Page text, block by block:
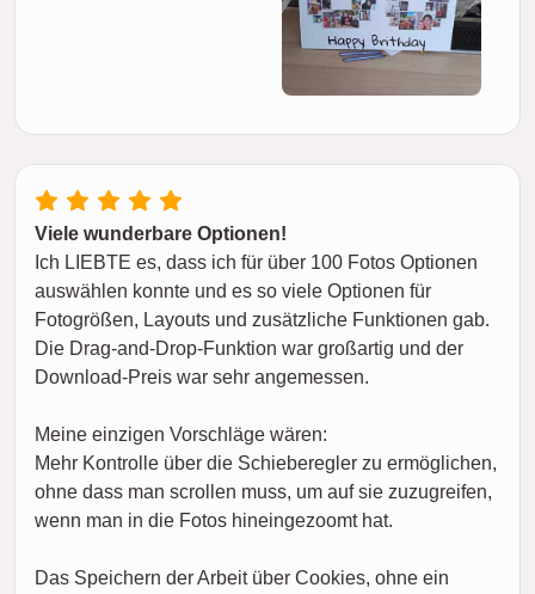
Viele wunderbare Optionen!
Ich LIEBTE es, dass ich für über 100 Fotos Optionen
auswählen konnte und es so viele Optionen für
Fotogrößen, Layouts und zusätzliche Funktionen gab.
Die Drag-and-Drop-Funktion war großartig und der
Download-Preis war sehr angemessen.
Meine einzigen Vorschläge wären:
Mehr Kontrolle über die Schieberegler zu ermöglichen,
ohne dass man scrollen muss, um auf sie zuzugreifen,
wenn man in die Fotos hineingezoomt hat.
Das Speichern der Arbeit über Cookies, ohne ein